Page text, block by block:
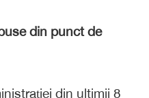
din punct de
din ultimii 8